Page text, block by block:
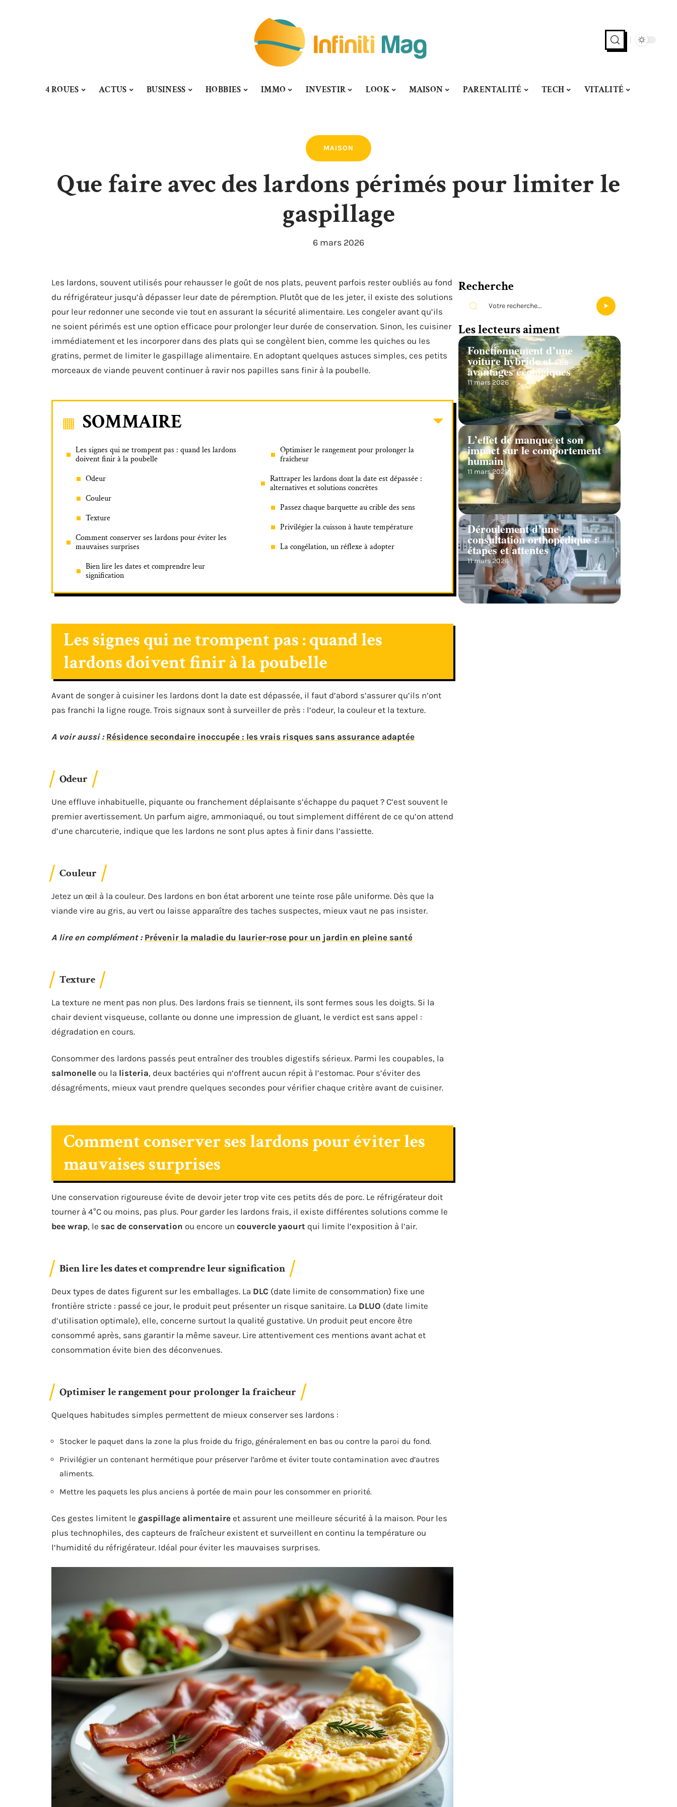
4 ROUES ACTUS BUSINESS HOBBIES IMMO INVESTIR LOOK MAISON PARENTALITÉ TECH VITALITÉ
MAISON
Que faire avec des lardons périmés pour limiter le
gaspillage
6 mars 2026
Les lardons, souvent utilisés pour rehausser le goût de nos plats, peuvent parfois rester oubliés au fond
du réfrigérateur jusqu’à dépasser leur date de péremption. Plutôt que de les jeter, il existe des solutions
pour leur redonner une seconde vie tout en assurant la sécurité alimentaire. Les congeler avant qu’ils
ne soient périmés est une option efficace pour prolonger leur durée de conservation. Sinon, les cuisiner
immédiatement et les incorporer dans des plats qui se congèlent bien, comme les quiches ou les
gratins, permet de limiter le gaspillage alimentaire. En adoptant quelques astuces simples, ces petits
morceaux de viande peuvent continuer à ravir nos papilles sans finir à la poubelle.
SOMMAIRE
Les signes qui ne trompent pas : quand les lardons
doivent finir à la poubelle
Odeur
Couleur
Texture
Comment conserver ses lardons pour éviter les
mauvaises surprises
Bien lire les dates et comprendre leur
signification
Optimiser le rangement pour prolonger la
fraîcheur
Rattraper les lardons dont la date est dépassée :
alternatives et solutions concrètes
Passez chaque barquette au crible des sens
Privilégier la cuisson à haute température
La congélation, un réflexe à adopter
Les signes qui ne trompent pas : quand les
lardons doivent finir à la poubelle
Avant de songer à cuisiner les lardons dont la date est dépassée, il faut d’abord s’assurer qu’ils n’ont
pas franchi la ligne rouge. Trois signaux sont à surveiller de près : l’odeur, la couleur et la texture.
A voir aussi : Résidence secondaire inoccupée : les vrais risques sans assurance adaptée
Odeur
Une effluve inhabituelle, piquante ou franchement déplaisante s’échappe du paquet ? C’est souvent le
premier avertissement. Un parfum aigre, ammoniaqué, ou tout simplement différent de ce qu’on attend
d’une charcuterie, indique que les lardons ne sont plus aptes à finir dans l’assiette.
Couleur
Jetez un œil à la couleur. Des lardons en bon état arborent une teinte rose pâle uniforme. Dès que la
viande vire au gris, au vert ou laisse apparaître des taches suspectes, mieux vaut ne pas insister.
A lire en complément : Prévenir la maladie du laurier-rose pour un jardin en pleine santé
Texture
La texture ne ment pas non plus. Des lardons frais se tiennent, ils sont fermes sous les doigts. Si la
chair devient visqueuse, collante ou donne une impression de gluant, le verdict est sans appel :
dégradation en cours.
Consommer des lardons passés peut entraîner des troubles digestifs sérieux. Parmi les coupables, la
salmonelle ou la listeria, deux bactéries qui n’offrent aucun répit à l’estomac. Pour s’éviter des
désagréments, mieux vaut prendre quelques secondes pour vérifier chaque critère avant de cuisiner.
Comment conserver ses lardons pour éviter les
mauvaises surprises
Une conservation rigoureuse évite de devoir jeter trop vite ces petits dés de porc. Le réfrigérateur doit
tourner à 4°C ou moins, pas plus. Pour garder les lardons frais, il existe différentes solutions comme le
bee wrap, le sac de conservation ou encore un couvercle yaourt qui limite l’exposition à l’air.
Bien lire les dates et comprendre leur signification
Deux types de dates figurent sur les emballages. La DLC (date limite de consommation) fixe une
frontière stricte : passé ce jour, le produit peut présenter un risque sanitaire. La DLUO (date limite
d’utilisation optimale), elle, concerne surtout la qualité gustative. Un produit peut encore être
consommé après, sans garantir la même saveur. Lire attentivement ces mentions avant achat et
consommation évite bien des déconvenues.
Optimiser le rangement pour prolonger la fraîcheur
Quelques habitudes simples permettent de mieux conserver ses lardons :
Stocker le paquet dans la zone la plus froide du frigo, généralement en bas ou contre la paroi du fond.
Privilégier un contenant hermétique pour préserver l’arôme et éviter toute contamination avec d’autres
aliments.
Mettre les paquets les plus anciens à portée de main pour les consommer en priorité.
Ces gestes limitent le gaspillage alimentaire et assurent une meilleure sécurité à la maison. Pour les
plus technophiles, des capteurs de fraîcheur existent et surveillent en continu la température ou
l’humidité du réfrigérateur. Idéal pour éviter les mauvaises surprises.
Recherche
Les lecteurs aiment
Fonctionnement d’une
voiture hybride et ses
avantages écologiques
11 mars 2026
L’effet de manque et son
impact sur le comportement
humain
11 mars 2026
Déroulement d’une
consultation orthopédique :
étapes et attentes
11 mars 2026